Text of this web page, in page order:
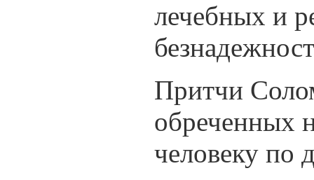
лечебных и
Притчи
обреченных
человеку по